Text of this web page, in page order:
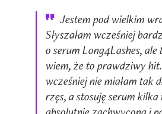
Jestem pod wielkim
Słyszałam wcześniej
o serum Long4Lashes,
wiem, że to prawdziwy
wcześniej nie miałam tak
rzęs, a stosuję serum